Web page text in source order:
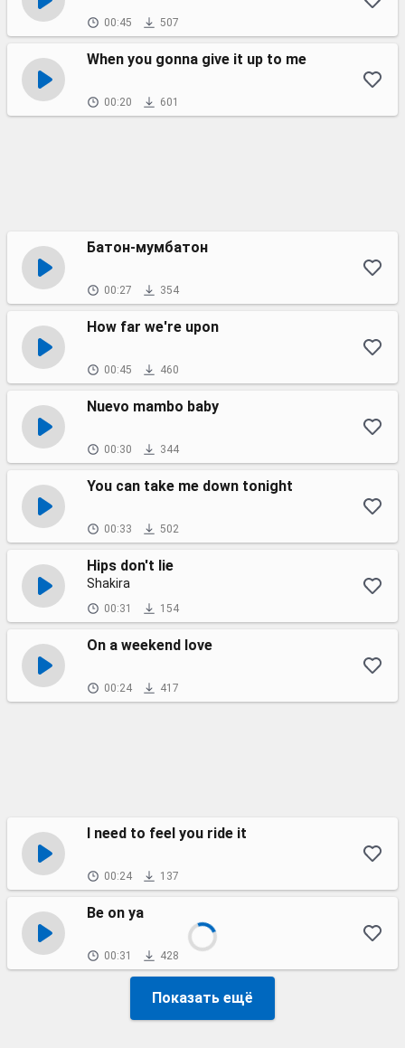
00:45 507
When you gonna give it up to me
00:20 601
Батон-мумбатон
00:27 354
How far we're upon
00:45 460
Nuevo mambo baby
00:30 344
You can take me down tonight
00:33 502
Hips don't lie
Shakira
00:31 154
On a weekend love
00:24 417
I need to feel you ride it
00:24 137
Be on ya
00:31 428
Показать ещё